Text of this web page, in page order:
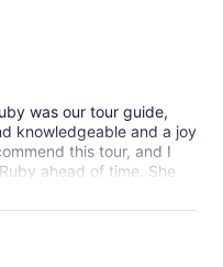
was our tour guide,
knowledgeable and a joy
this tour, and I
ahead of time. She
experience for us on a
same guide for multiple
The venues, tours,